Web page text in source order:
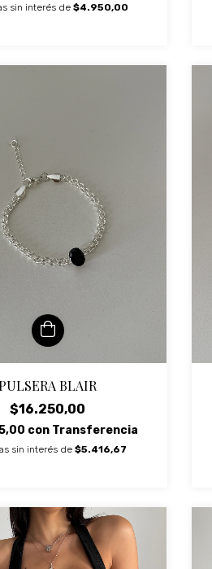
sin interés de $4.950,00
BLAIR
$16.250,00
con Transferencia
sin interés de $5.416,67